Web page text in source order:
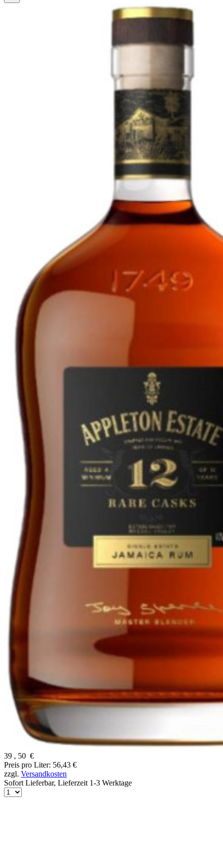
39 , 50 €
Preis pro Liter: 56,43 €
zzgl. Versandkosten
Sofort Lieferbar, Lieferzeit 1-3 Werktage